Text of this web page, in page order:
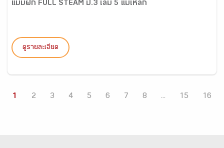
แบบฝึก FULL STEAM ป.3 เล่ม 5 แม่เหล็ก
ดูรายละเอียด
1 2 3 4 5 6 7 8 ... 15 16